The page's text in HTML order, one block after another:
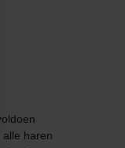
haren